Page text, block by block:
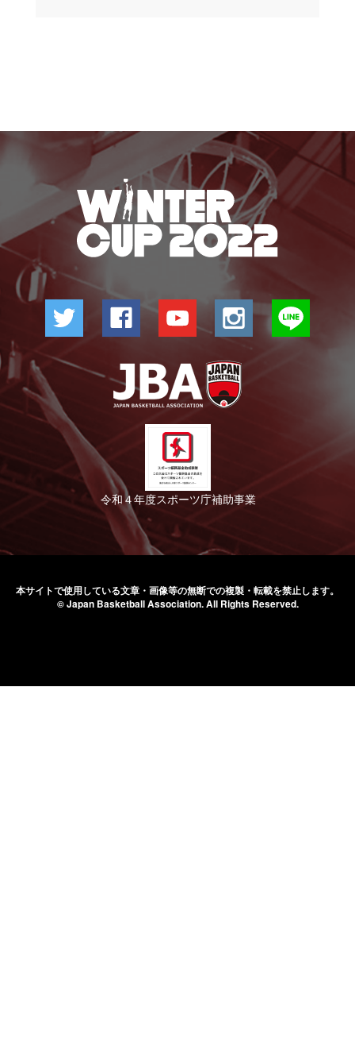
令和４年度スポーツ庁補助事業
本サイトで使用している文章・画像等の無断での複製・転載を禁止します。
© Japan Basketball Association.All Rights Reserved.